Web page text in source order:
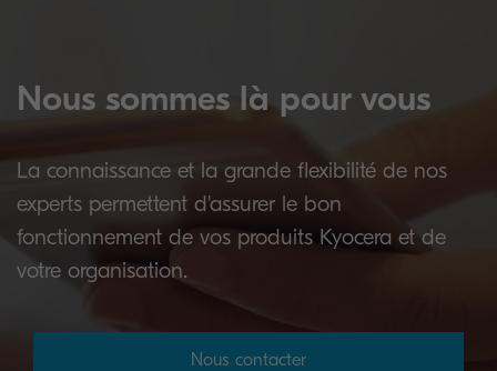
Nous sommes là pour vous
La connaissance et la grande flexibilité de nos
experts permettent d'assurer le bon
fonctionnement de vos produits Kyocera et de
votre organisation.
Nous contacter